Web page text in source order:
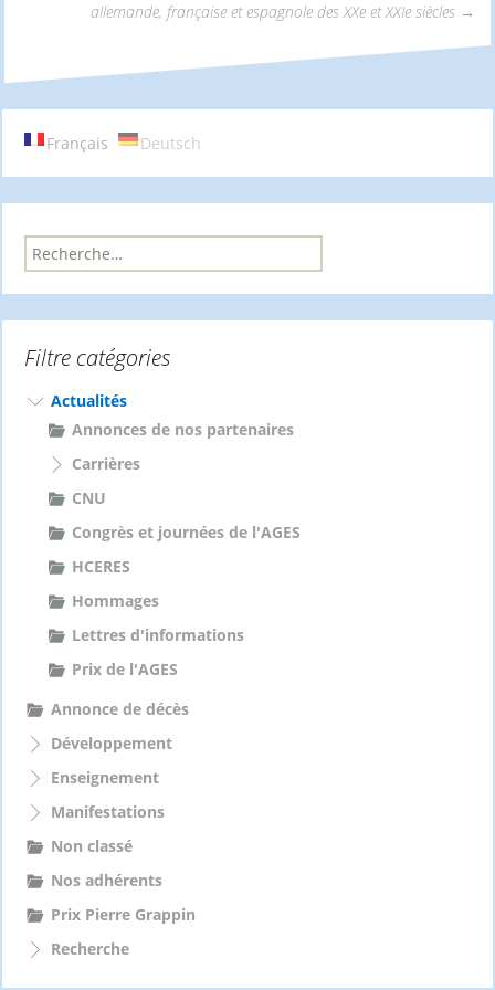
des
articles
allemande, française et espagnole des XXe et XXIe siècles →
Français Deutsch
R
e
r
h
Filtre catégories
Actualités
Annonces de nos partenaires
Carrières
CNU
Congrès et journées de l'AGES
HCERES
Hommages
Lettres d'informations
Prix de l'AGES
Annonce de décès
Développement
Enseignement
Manifestations
Non classé
Nos adhérents
Prix Pierre Grappin
Recherche